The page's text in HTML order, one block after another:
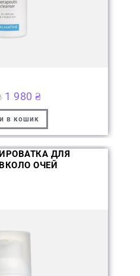
1 980₴
в кошик
ДЛЯ
ОЧЕЙ